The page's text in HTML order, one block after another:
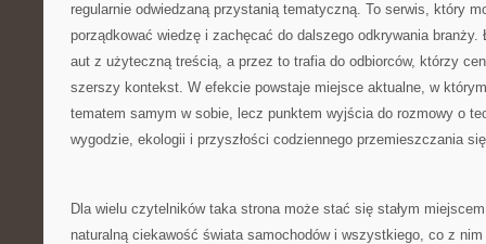
regularnie odwiedzaną przystanią tematyczną. To serwis, który
porządkować wiedzę i zachęcać do dalszego odkrywania
aut z użyteczną treścią, a przez to trafia do odbiorców, którzy
szerszy kontekst. W efekcie powstaje miejsce aktualne, w
tematem samym w sobie, lecz punktem wyjścia do rozmowy o
wygodzie, ekologii i przyszłości codziennego przemieszczania
Dla wielu czytelników taka strona może stać się stałym
naturalną ciekawość świata samochodów i wszystkiego, co z